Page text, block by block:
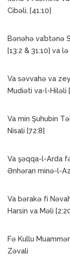
Cibəli, [41:10]
Bənəhə va’btənə
[13:2 & 31:10] va lə
Va səvvahə va
Mudiəti va-l-Hiləli
Va min Şuhubin
Nisali [72:8]
Va şəqqa-l-Arda
Ənhəran minə-l-
Va bərakə fi
Harsin va Məli
Fə Kullu
Zəvali